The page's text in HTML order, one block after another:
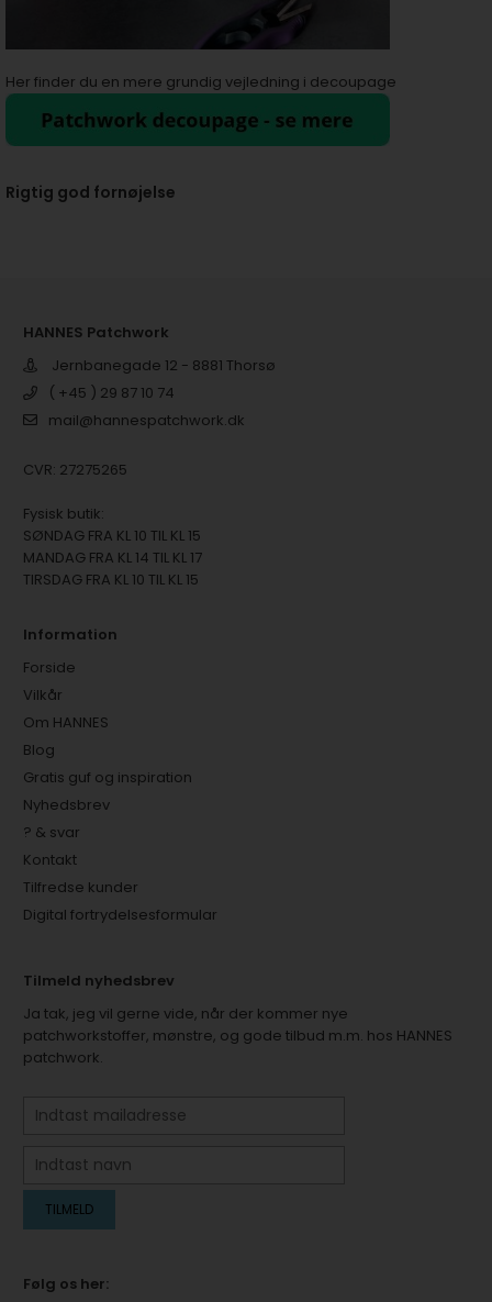
Her finder du en mere grundig vejledning i decoupage
Rigtig god fornøjelse
HANNES Patchwork
Jernbanegade 12 - 8881 Thorsø
( +45 ) 29 87 10 74
mail@hannespatchwork.dk
CVR: 27275265
Fysisk butik:
SØNDAG FRA KL 10 TIL KL 15
MANDAG FRA KL 14 TIL KL 17
TIRSDAG FRA KL 10 TIL KL 15
Information
Forside
Vilkår
Om HANNES
Blog
Gratis guf og inspiration
Nyhedsbrev
? & svar
Kontakt
Tilfredse kunder
Digital fortrydelsesformular
Tilmeld nyhedsbrev
Ja tak, jeg vil gerne vide, når der kommer nye
patchworkstoffer, mønstre, og gode tilbud m.m. hos HANNES
patchwork.
Følg os her: